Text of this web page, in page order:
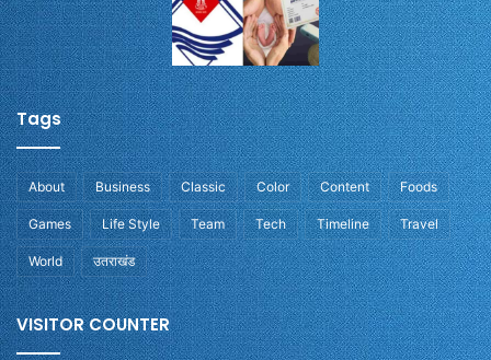
Tags
About Business Classic Color Content Foods
Games Life Style Team Tech Timeline Travel
World उतराखंड
VISITOR COUNTER